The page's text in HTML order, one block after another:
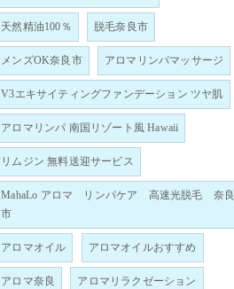
天然精油100％ 脱毛奈良市
メンズOK奈良市 アロマリンパマッサージ
V3エキサイティングファンデーション ツヤ肌
アロマリンパ 南国リゾート風 Hawaii
リムジン 無料送迎サービス
MahaLo アロマ リンパケア 高速光脱毛 奈良
市
アロマオイル アロマオイルおすすめ
アロマ奈良 アロマリラクゼーション